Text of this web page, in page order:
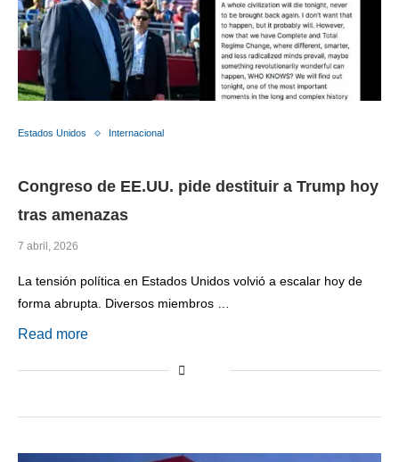
Estados Unidos Internacional
Congreso de EE.UU. pide destituir a Trump hoy
tras amenazas
7 abril, 2026
La tensión política en Estados Unidos volvió a escalar hoy de
forma abrupta. Diversos miembros …
Read more